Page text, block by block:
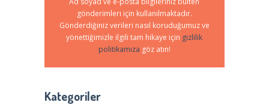
gönderimleri için kullanılmaktadır.
Gönderdiğiniz verileri nasıl koruduğumuz ve
yönettiğimizle ilgili tam hikaye için gizlilik
politikamıza göz atın!
Kategoriler